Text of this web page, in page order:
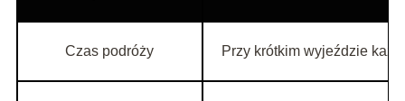
Czas podróży Przy krótkim wyjeździe